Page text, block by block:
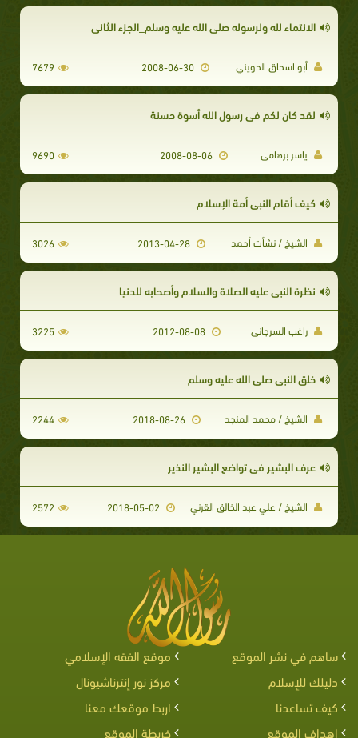
الانتماء لله ولرسوله صلى الله عليه وسلم_الجزء الثاني
أبو اسحاق الحويني 2008-06-30
7679
لقد كان لكم في رسول الله أسوة حسنة
ياسر برهامى 2008-08-06
9690
كيف أقام النبى أمة الإسلام
الشيخ / نشأت أحمد 3026
نظرة النبى عليه الصلاة والسلام وأصحابه للدنيا
راغب السرجانى 2012-08-08
3225
خلق النبي صلى الله عليه وسلم
الشيخ / محمد المنجد 2244
عرف البشير في تواضع البشير النذير
الشيخ / علي عبد الخالق القرني 2572
ساهم في نشر الموقع
موقع الفقه الإسلامي
دليلك للإسلام
مركز نور إنترناشيونال
كيف تساعدنا
اربط موقعك معنا
اهداف الموقع
خريطة الموقع